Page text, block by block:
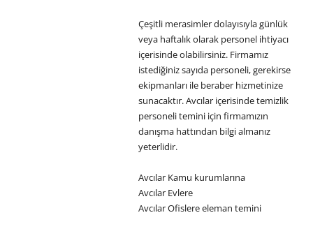
Çeşitli merasimler dolayısıyla günlük
veya haftalık olarak personel ihtiyacı
içerisinde olabilirsiniz. Firmamız
istediğiniz sayıda personeli, gerekirse
ekipmanları ile beraber hizmetinize
sunacaktır. Avcılar içerisinde temizlik
personeli temini için firmamızın
danışma hattından bilgi almanız
yeterlidir.
Avcılar Kamu kurumlarına
Avcılar Evlere
Avcılar Ofislere eleman temini